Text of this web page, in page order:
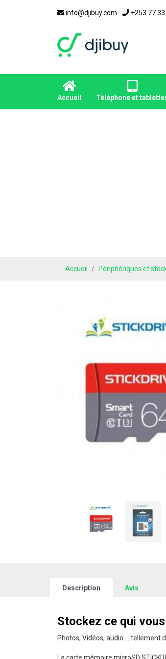
info@djibuy.com +253 77
Accueil Téléphone et
Accueil Périphériques et
Description Avis
Stockez ce qui
Photos, Vidéos, audio.....tellement